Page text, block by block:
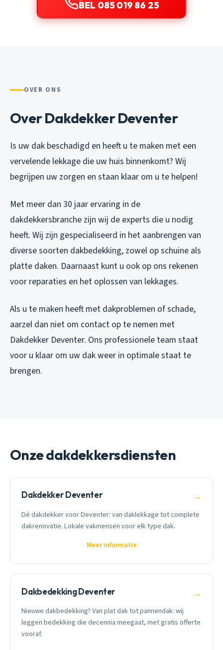
BEL 085 019 86 25
OVER ONS
Over Dakdekker Deventer
Is uw dak beschadigd en heeft u te maken met een
vervelende lekkage die uw huis binnenkomt? Wij
begrijpen uw zorgen en staan klaar om u te helpen!
Met meer dan 30 jaar ervaring in de
dakdekkersbranche zijn wij de experts die u nodig
heeft. Wij zijn gespecialiseerd in het aanbrengen van
diverse soorten dakbedekking, zowel op schuine als
platte daken. Daarnaast kunt u ook op ons rekenen
voor reparaties en het oplossen van lekkages.
Als u te maken heeft met dakproblemen of schade,
aarzel dan niet om contact op te nemen met
Dakdekker Deventer. Ons professionele team staat
voor u klaar om uw dak weer in optimale staat te
brengen.
Onze dakdekkersdiensten
Dakdekker Deventer →
Dé dakdekker voor Deventer: van daklekkage tot complete
dakrenovatie. Lokale vakmensen voor elk type dak.
Meer informatie
Dakbedekking Deventer →
Nieuwe dakbedekking? Van plat dak tot pannendak: wij
leggen bedekking die decennia meegaat, met gratis offerte
vooraf.